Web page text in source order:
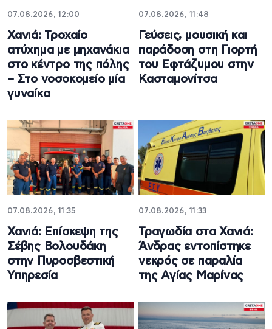
07.08.2026, 12:00
Χανιά: Τροχαίο
ατύχημα με μηχανάκια
στο κέντρο της πόλης
– Στο νοσοκομείο μία
γυναίκα
07.08.2026, 11:48
Γεύσεις, μουσική και
παράδοση στη Γιορτή
του Εφτάζυμου στην
Κασταμονίτσα
07.08.2026, 11:35
Χανιά: Επίσκεψη της
Σέβης Βολουδάκη
στην Πυροσβεστική
Υπηρεσία
07.08.2026, 11:33
Τραγωδία στα Χανιά:
Άνδρας εντοπίστηκε
νεκρός σε παραλία
της Αγίας Μαρίνας